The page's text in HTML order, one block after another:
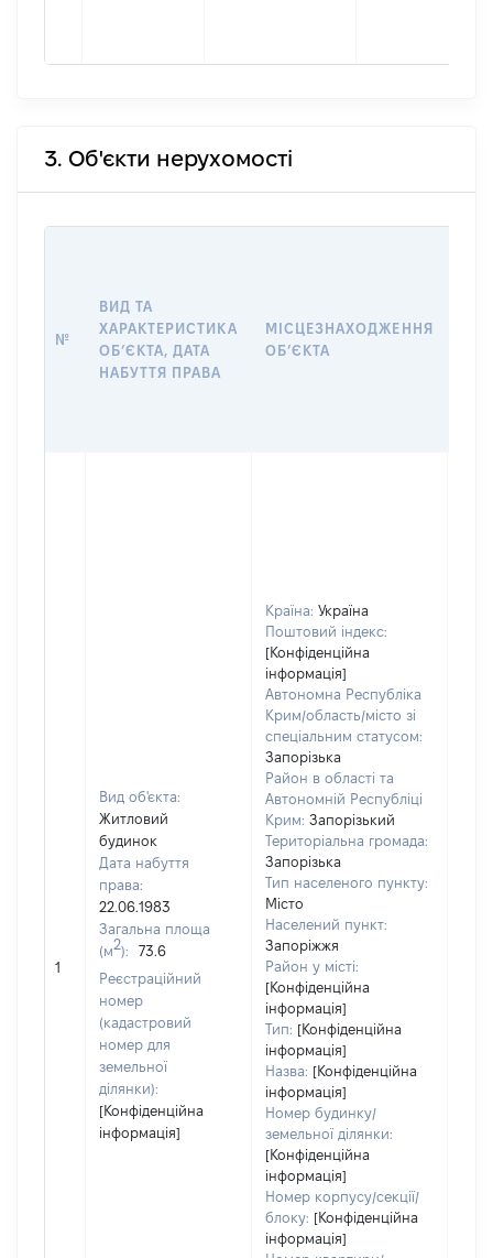
3. Об'єкти нерухомості
№
ВИД ТА
ХАРАКТЕРИСТИКА
ОБʼЄКТА, ДАТА
НАБУТТЯ ПРАВА
МІСЦЕЗНАХОДЖЕННЯ
ОБʼЄКТА
1
Вид об'єкта:
Житловий
будинок
Дата набуття
права:
22.06.1983
Загальна площа
(м2):
73.6
Реєстраційний
номер
(кадастровий
номер для
земельної
ділянки):
[Конфіденційна
інформація]
Країна: Україна
Поштовий індекс:
[Конфіденційна
інформація]
Автономна Республіка
Крим/область/місто зі
спеціальним статусом:
Запорізька
Район в області та
Автономній Республіці
Крим: Запорізький
Територіальна громада:
Запорізька
Тип населеного пункту:
Місто
Населений пункт:
Запоріжжя
Район у місті:
[Конфіденційна
інформація]
Тип: [Конфіденційна
інформація]
Назва: [Конфіденційна
інформація]
Номер будинку/
земельної ділянки:
[Конфіденційна
інформація]
Номер корпусу/секції/
блоку: [Конфіденційна
інформація]